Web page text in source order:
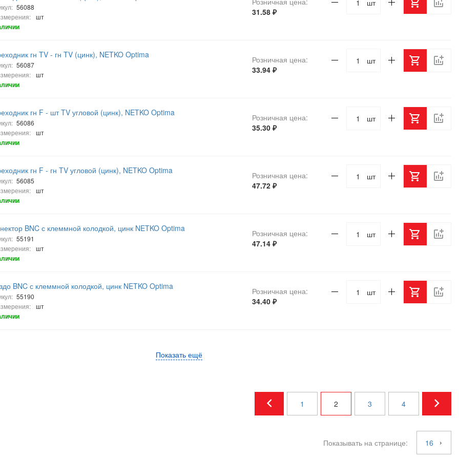
56088
шт
31.58 ₽
шт
гн TV - гн TV (цинк), NETKO Optima
56087
шт
Розничная цена:
33.94 ₽
шт
гн F - шт TV угловой (цинк), NETKO Optima
56086
шт
Розничная цена:
35.30 ₽
шт
гн F - гн TV угловой (цинк), NETKO Optima
56085
шт
Розничная цена:
47.72 ₽
шт
BNC с клеммной колодкой, цинк NETKO Optima
55191
шт
Розничная цена:
47.14 ₽
шт
BNC с клеммной колодкой, цинк NETKO Optima
55190
шт
Розничная цена:
34.40 ₽
шт
Показать ещё
1 2 3 4
Показывать на странице: 16